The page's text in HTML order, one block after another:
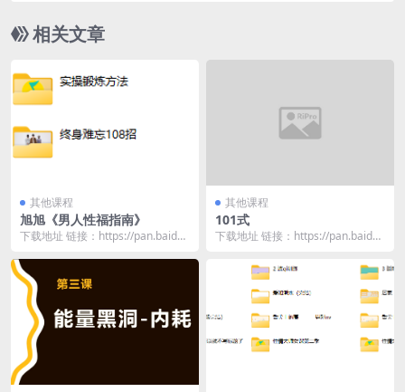
相关文章
其他课程
旭旭《男人性福指南》
下载地址 链接：https://pan.baidu.
其他课程
101式
下载地址 链接：https://pan.baidu.